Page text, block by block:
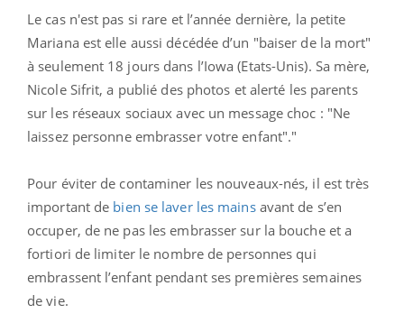
Le cas n'est pas si rare et l’année dernière, la petite
Mariana est elle aussi décédée d’un "baiser de la mort"
à seulement 18 jours dans l’Iowa (Etats-Unis). Sa mère,
Nicole Sifrit, a publié des photos et alerté les parents
sur les réseaux sociaux avec un message choc : "Ne
laissez personne embrasser votre enfant"."
Pour éviter de contaminer les nouveaux-nés, il est très
important de bien se laver les mainsavant de s’en
occuper, de ne pas les embrasser sur la bouche et a
fortiori de limiter le nombre de personnes qui
embrassent l’enfant pendant ses premières semaines
de vie.